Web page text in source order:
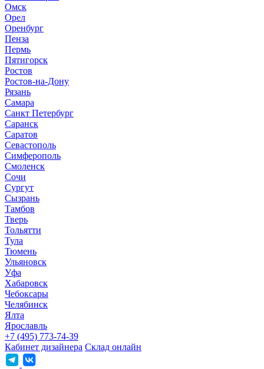
Омск
Орел
Оренбург
Пенза
Пермь
Пятигорск
Ростов
Ростов-на-Дону
Рязань
Самара
Санкт Петербург
Саранск
Саратов
Севастополь
Симферополь
Смоленск
Сочи
Сургут
Сызрань
Тамбов
Тверь
Тольятти
Тула
Тюмень
Ульяновск
Уфа
Хабаровск
Чебоксары
Челябинск
Ялта
Ярославль
+7 (495) 773-74-39
Кабинет дизайнера Склад онлайн